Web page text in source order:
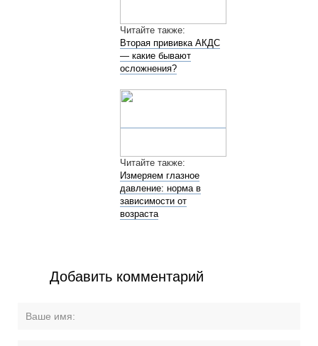
Читайте также:
Вторая прививка АКДС
— какие бывают
осложнения?
Читайте также:
Измеряем глазное
давление: норма в
зависимости от
возраста
Добавить комментарий